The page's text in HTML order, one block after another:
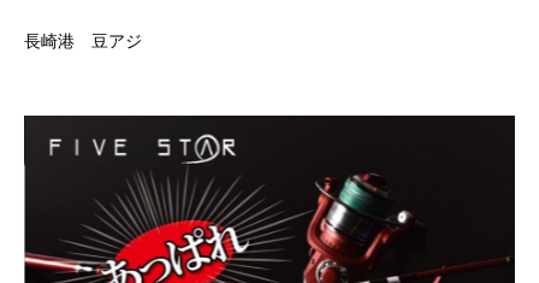
長崎港 豆アジ